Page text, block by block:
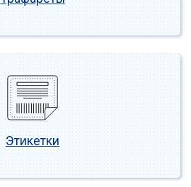
Этикетки